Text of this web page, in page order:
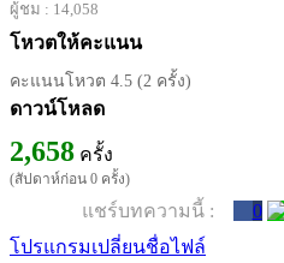
ผู้ชม : 14,058
โหวตให้คะแนน
คะแนนโหวต 4.5 (2 ครั้ง)
ดาวน์โหลด
2,658 ครั้ง
(สัปดาห์ก่อน 0 ครั้ง)
แชร์บทความนี้ :
0
โปรแกรมเปลี่ยนชื่อไฟล์